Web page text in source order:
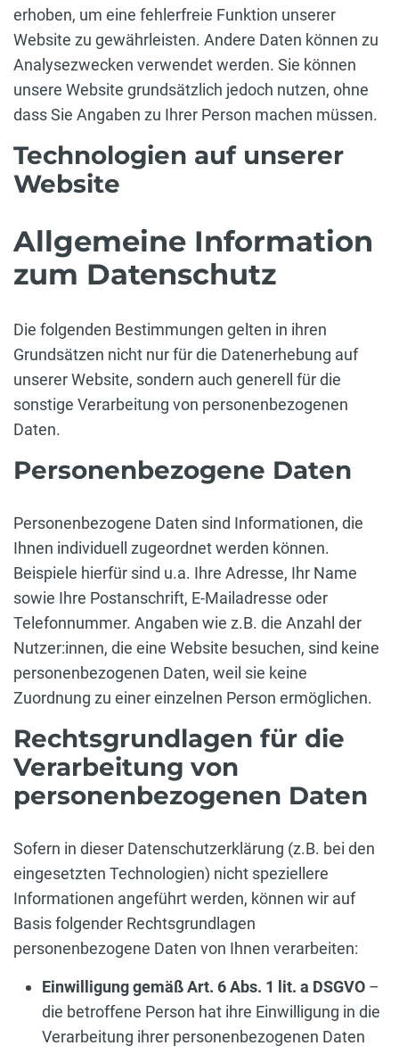
erhoben, um eine fehlerfreie Funktion unserer
Website zu gewährleisten. Andere Daten können zu
Analysezwecken verwendet werden. Sie können
unsere Website grundsätzlich jedoch nutzen, ohne
dass Sie Angaben zu Ihrer Person machen müssen.
Technologien auf unserer
Website
Allgemeine Information
zum Datenschutz
Die folgenden Bestimmungen gelten in ihren
Grundsätzen nicht nur für die Datenerhebung auf
unserer Website, sondern auch generell für die
sonstige Verarbeitung von personenbezogenen
Daten.
Personenbezogene Daten
Personenbezogene Daten sind Informationen, die
Ihnen individuell zugeordnet werden können.
Beispiele hierfür sind u.a. Ihre Adresse, Ihr Name
sowie Ihre Postanschrift, E-Mailadresse oder
Telefonnummer. Angaben wie z.B. die Anzahl der
Nutzer:innen, die eine Website besuchen, sind keine
personenbezogenen Daten, weil sie keine
Zuordnung zu einer einzelnen Person ermöglichen.
Rechtsgrundlagen für die
Verarbeitung von
personenbezogenen Daten
Sofern in dieser Datenschutzerklärung (z.B. bei den
eingesetzten Technologien) nicht speziellere
Informationen angeführt werden, können wir auf
Basis folgender Rechtsgrundlagen
personenbezogene Daten von Ihnen verarbeiten:
Einwilligung gemäß Art. 6 Abs. 1 lit. a DSGVO –
die betroffene Person hat ihre Einwilligung in die
Verarbeitung ihrer personenbezogenen Daten